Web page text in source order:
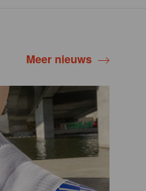
Meer nieuws